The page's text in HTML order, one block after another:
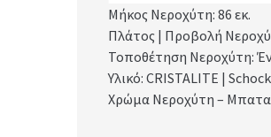
Μήκος Νεροχύτη: 86 εκ.
Πλάτος | Προβολή
Τοποθέτηση Νεροχύτη:
Υλικό: CRISTALITE |
Χρώμα Νεροχύτη –